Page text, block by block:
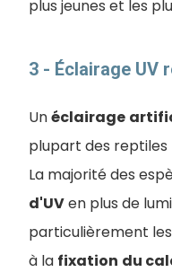
plus jeunes et les
3 - Éclairage UV
Unéclairage
plupart des
La majorité des
d'UVen plus de
particulièrement les
à la fixation du